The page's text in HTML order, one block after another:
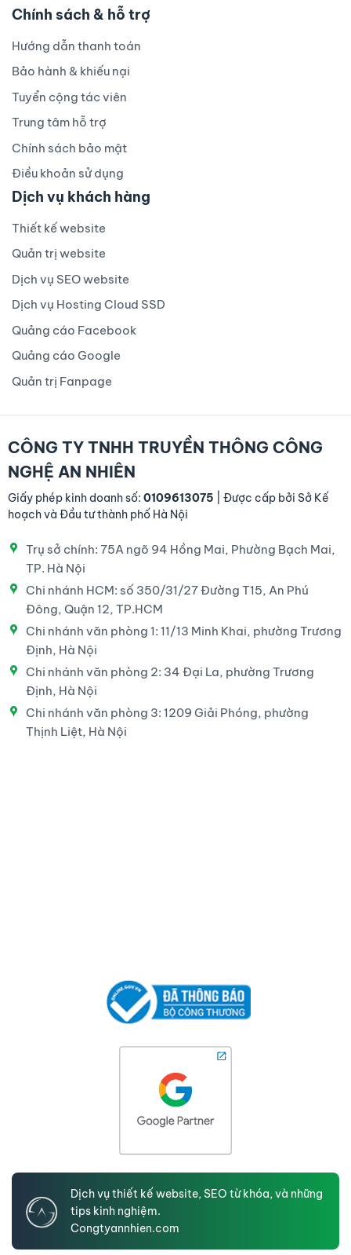
Chính sách & hỗ trợ
Hướng dẫn thanh toán
Bảo hành & khiếu nại
Tuyển cộng tác viên
Trung tâm hỗ trợ
Chính sách bảo mật
Điều khoản sử dụng
Dịch vụ khách hàng
Thiết kế website
Quản trị website
Dịch vụ SEO website
Dịch vụ Hosting Cloud SSD
Quảng cáo Facebook
Quảng cáo Google
Quản trị Fanpage
CÔNG TY TNHH TRUYỀN THÔNG CÔNG
NGHỆ AN NHIÊN
Giấy phép kinh doanh số: 0109613075 | Được cấp bởi Sở Kế
hoạch và Đầu tư thành phố Hà Nội
Trụ sở chính: 75A ngõ 94 Hồng Mai, Phường Bạch Mai,
TP. Hà Nội
Chi nhánh HCM: số 350/31/27 Đường T15, An Phú
Đông, Quận 12, TP.HCM
Chi nhánh văn phòng 1: 11/13 Minh Khai, phường Trương
Định, Hà Nội
Chi nhánh văn phòng 2: 34 Đại La, phường Trương
Định, Hà Nội
Chi nhánh văn phòng 3: 1209 Giải Phóng, phường
Thịnh Liệt, Hà Nội
Dịch vụ thiết kế website, SEO từ khóa, và những
tips kinh nghiệm.
Congtyannhien.com